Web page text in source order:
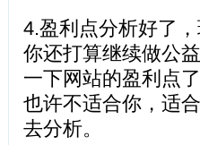
4.盈利点分析好了
你还打算继续做公
一下网站的盈利点
也许不适合你，适
去分析。